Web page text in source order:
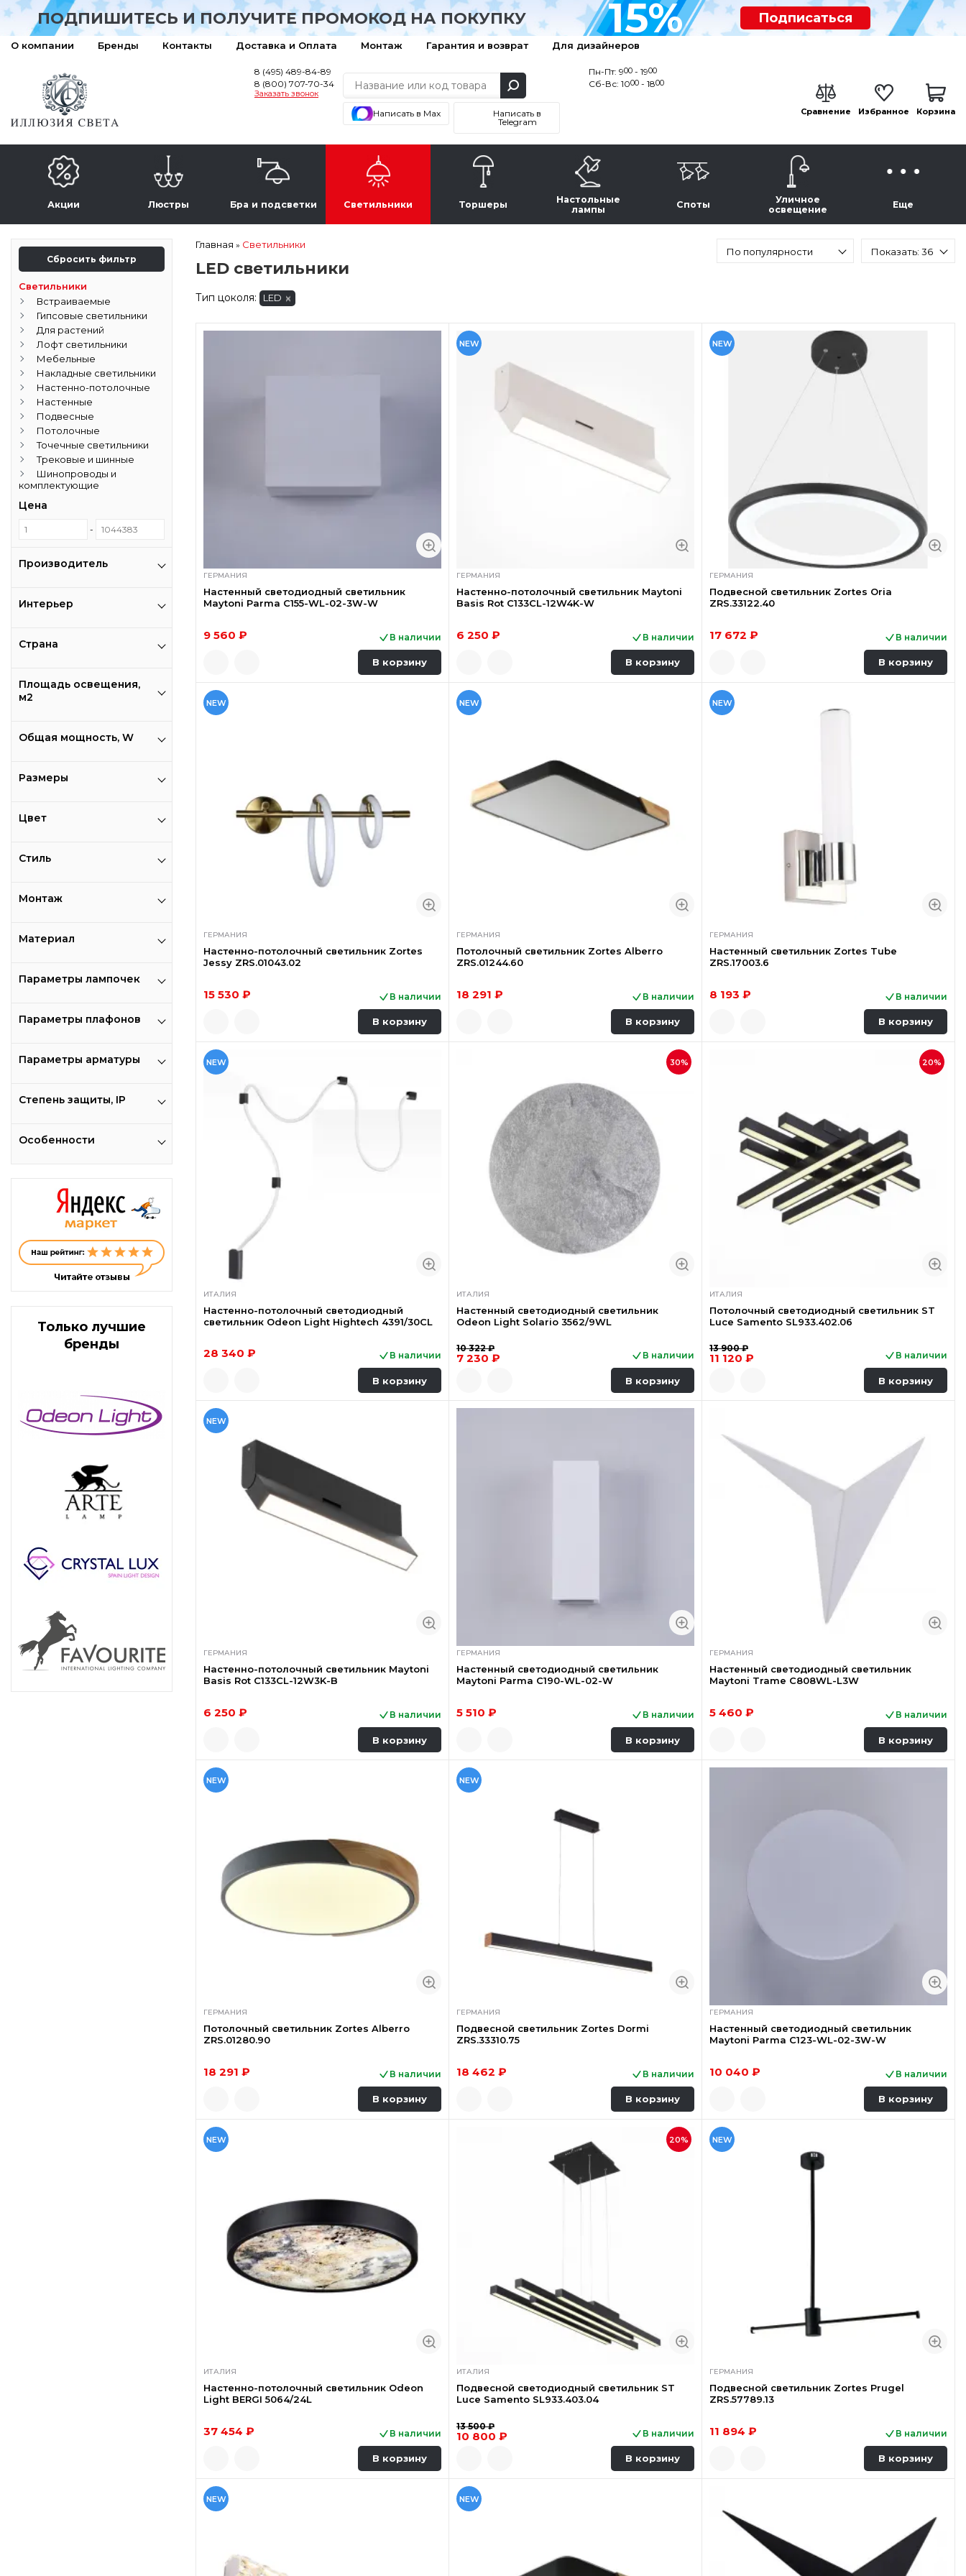
ПОДПИШИТЕСЬ И ПОЛУЧИТЕ ПРОМОКОД НА ПОКУПКУ 15% Подписаться
О компании Бренды Контакты Доставка и Оплата Монтаж Гарантия и возврат Для дизайнеров
8 (495) 489-84-89
8 (800) 707-70-34
Заказать звонок
Написать в Max
Написать в
Telegram
Пн-Пт: 900 - 1900
Сб-Вс: 1000 - 1800
Сравнение Избранное Корзина
Акции Люстры Бра и подсветки Светильники Торшеры
Настольные
лампы
Споты
Уличное
освещение
Еще
Сбросить фильтр
Светильники
Встраиваемые
Гипсовые светильники
Для растений
Лофт светильники
Мебельные
Накладные светильники
Настенно-потолочные
Настенные
Подвесные
Потолочные
Точечные светильники
Трековые и шинные
Шинопроводы и
комплектующие
Цена
-
Производитель
Интерьер
Страна
Площадь освещения,
м2
Общая мощность, W
Размеры
Цвет
Стиль
Монтаж
Материал
Параметры лампочек
Параметры плафонов
Параметры арматуры
Степень защиты, IP
Особенности
Только лучшие
бренды
Главная » Светильники
LED светильники
По популярности Показать: 36
Тип цоколя: LED
ГЕРМАНИЯ
Настенный светодиодный светильник
Maytoni Parma C155-WL-02-3W-W
9 560 ₽ В наличии
В корзину
NEW
ГЕРМАНИЯ
Настенно-потолочный светильник Maytoni
Basis Rot C133CL-12W4K-W
6 250 ₽ В наличии
В корзину
NEW
ГЕРМАНИЯ
Подвесной светильник Zortes Oria
ZRS.33122.40
17 672 ₽ В наличии
В корзину
NEW
ГЕРМАНИЯ
Настенно-потолочный светильник Zortes
Jessy ZRS.01043.02
15 530 ₽ В наличии
В корзину
NEW
ГЕРМАНИЯ
Потолочный светильник Zortes Alberro
ZRS.01244.60
18 291 ₽ В наличии
В корзину
NEW
ГЕРМАНИЯ
Настенный светильник Zortes Tube
ZRS.17003.6
8 193 ₽ В наличии
В корзину
NEW
ИТАЛИЯ
Настенно-потолочный светодиодный
светильник Odeon Light Hightech 4391/30CL
28 340 ₽ В наличии
В корзину
30%
ИТАЛИЯ
Настенный светодиодный светильник
Odeon Light Solario 3562/9WL
10 322 ₽
7 230 ₽ В наличии
В корзину
20%
ИТАЛИЯ
Потолочный светодиодный светильник ST
Luce Samento SL933.402.06
13 900 ₽
11 120 ₽ В наличии
В корзину
NEW
ГЕРМАНИЯ
Настенно-потолочный светильник Maytoni
Basis Rot C133CL-12W3K-B
6 250 ₽ В наличии
В корзину
ГЕРМАНИЯ
Настенный светодиодный светильник
Maytoni Parma C190-WL-02-W
5 510 ₽ В наличии
В корзину
ГЕРМАНИЯ
Настенный светодиодный светильник
Maytoni Trame C808WL-L3W
5 460 ₽ В наличии
В корзину
NEW
ГЕРМАНИЯ
Потолочный светильник Zortes Alberro
ZRS.01280.90
18 291 ₽ В наличии
В корзину
NEW
ГЕРМАНИЯ
Подвесной светильник Zortes Dormi
ZRS.33310.75
18 462 ₽ В наличии
В корзину
ГЕРМАНИЯ
Настенный светодиодный светильник
Maytoni Parma C123-WL-02-3W-W
10 040 ₽ В наличии
В корзину
NEW
ИТАЛИЯ
Настенно-потолочный светильник Odeon
Light BERGI 5064/24L
37 454 ₽ В наличии
В корзину
20%
ИТАЛИЯ
Подвесной светодиодный светильник ST
Luce Samento SL933.403.04
13 500 ₽
10 800 ₽ В наличии
В корзину
NEW
ГЕРМАНИЯ
Подвесной светильник Zortes Prugel
ZRS.57789.13
11 894 ₽ В наличии
В корзину
NEW NEW